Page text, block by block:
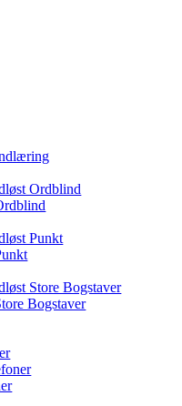
Ordblind
Punkt
Store Bogstaver
Bogstaver